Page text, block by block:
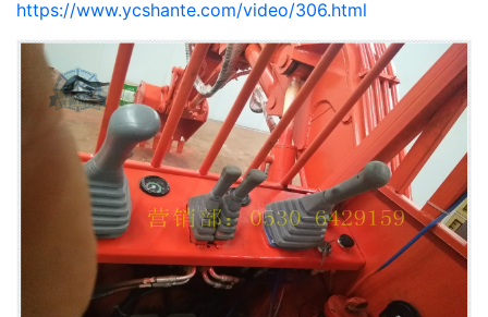
https://www.ycshante.com/video/306.html